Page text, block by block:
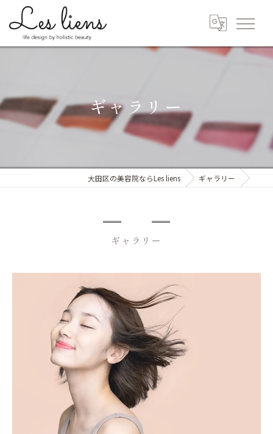
ギャラリー
大田区の美容院ならLes liens ギャラリー
ギャラリー